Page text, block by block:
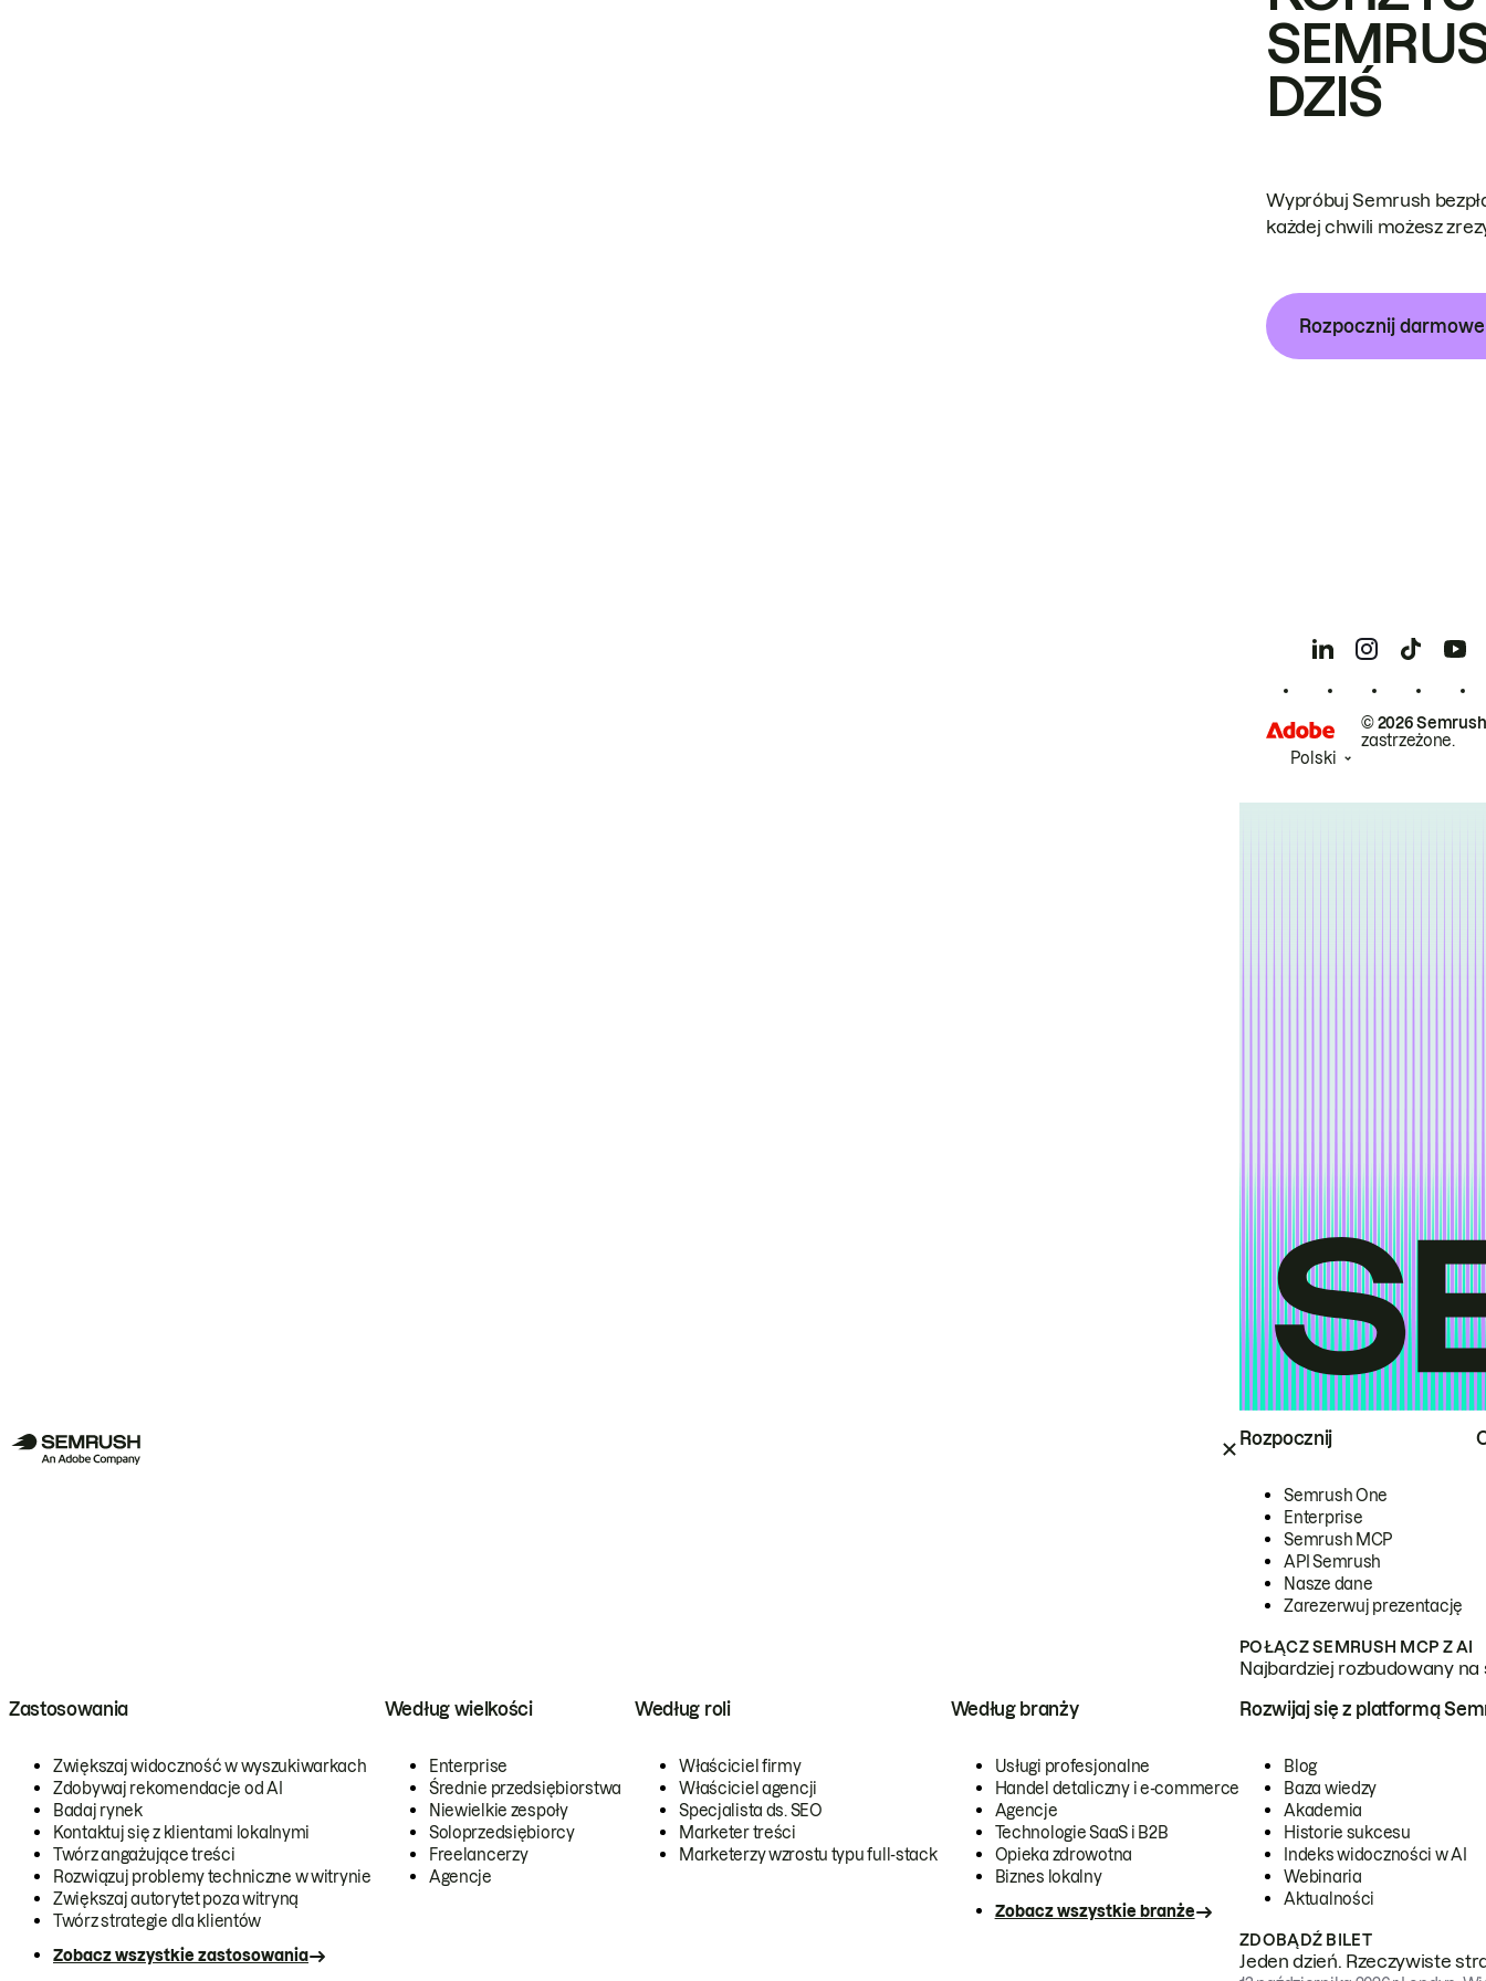
Rozpocznij
Semrush One
Enterprise
Semrush MCP
API Semrush
Nasze dane
Zarezerwuj prezentację
POŁĄCZ SEMRUSH MCP Z AI
Najbardziej rozbudowany
Zastosowania
Zwiększaj widoczność w wyszukiwarkach
Zdobywaj rekomendacje od AI
Badaj rynek
Kontaktuj się z klientami lokalnymi
Twórz angażujące treści
Rozwiązuj problemy techniczne w witrynie
Zwiększaj autorytet poza witryną
Twórz strategie dla klientów
Zobacz wszystkie zastosowania
Według wielkości
Enterprise
Średnie przedsiębiorstwa
Niewielkie zespoły
Soloprzedsiębiorcy
Freelancerzy
Agencje
Według roli
Właściciel firmy
Właściciel agencji
Specjalista ds. SEO
Marketer treści
Marketerzy wzrostu typu full-stack
Według branży
Usługi profesjonalne
Handel detaliczny i e-commerce
Agencje
Technologie SaaS i B2B
Opieka zdrowotna
Biznes lokalny
Zobacz wszystkie branże
Rozwijaj się z platformą
Blog
Baza wiedzy
Akademia
Historie sukcesu
Indeks widoczności w AI
Webinaria
Aktualności
ZDOBĄDŹ BILET
Jeden dzień. Rzeczywiste
DZIŚ
Wypróbuj Semrush
każdej chwili możesz
Rozpocznij
© 2026
zastrzeżone.
Polski